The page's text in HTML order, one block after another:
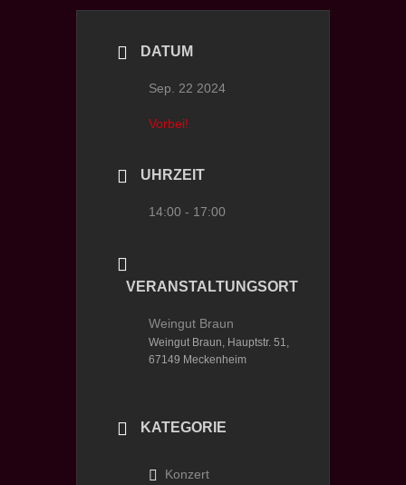
DATUM
Sep. 22 2024
Vorbei!
UHRZEIT
14:00 - 17:00
VERANSTALTUNGSORT
Weingut Braun
Weingut Braun, Hauptstr. 51,
67149 Meckenheim
KATEGORIE
Konzert